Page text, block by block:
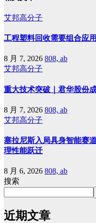
艾邦高分子
工程塑料回收需要组合应
8 月 7, 2026 808, ab
艾邦高分子
重大技术突破｜君华股份
8 月 7, 2026 808, ab
艾邦高分子
塞拉尼斯入局具身智能赛
理性能跃迁
8 月 6, 2026 808, ab
搜索
近期文章